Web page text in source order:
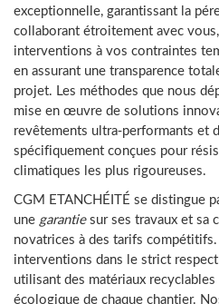
exceptionnelle, garantissant la
collaborant étroitement avec
interventions à vos contraintes
en assurant une transparence
projet. Les méthodes que nous
mise en œuvre de solutions
revêtements ultra-performants et
spécifiquement conçues pour
climatiques les plus rigoureuses.
CGM ETANCHÉITÉ se distingue
une garantiesur ses travaux et sa
novatrices à des tarifs
interventions dans le strict
utilisant des matériaux
écologique de chaque chantier.